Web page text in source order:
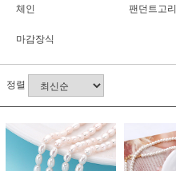
체인 팬던트고리
마감장식
정렬